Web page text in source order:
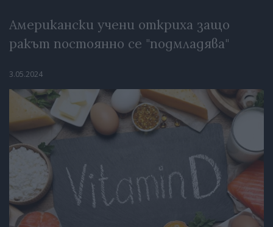
Американски учени откриха защо
ракът постоянно се "подмладява"
3.05.2024